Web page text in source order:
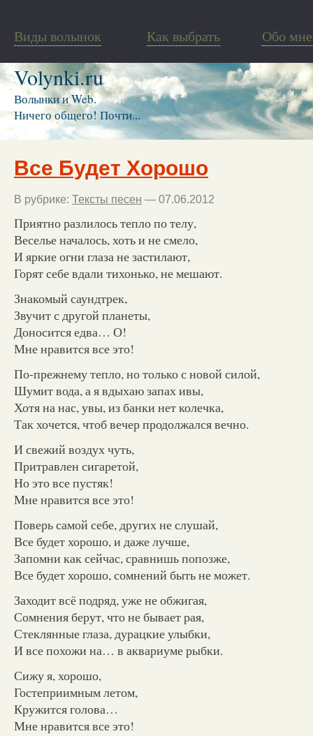
Виды волынок Как выбрать Обо мне
Volynki.ru
Волынки и Web.
Ничего общего! Почти...
Все Будет Хорошо
В рубрике: Тексты песен — 07.06.2012
Приятно разлилось тепло по телу,
Веселье началось, хоть и не смело,
И яркие огни глаза не застилают,
Горят себе вдали тихонько, не мешают.
Знакомый саундтрек,
Звучит с другой планеты,
Доносится едва… О!
Мне нравится все это!
По-прежнему тепло, но только с новой силой,
Шумит вода, а я вдыхаю запах ивы,
Хотя на нас, увы, из банки нет колечка,
Так хочется, чтоб вечер продолжался вечно.
И свежий воздух чуть,
Притравлен сигаретой,
Но это все пустяк!
Мне нравится все это!
Поверь самой себе, других не слушай,
Все будет хорошо, и даже лучше,
Запомни как сейчас, сравнишь попозже,
Все будет хорошо, сомнений быть не может.
Заходит всё подряд, уже не обжигая,
Сомнения берут, что не бывает рая,
Стеклянные глаза, дурацкие улыбки,
И все похожи на… в аквариуме рыбки.
Сижу я, хорошо,
Гостеприимным летом,
Кружится голова…
Мне нравится все это!